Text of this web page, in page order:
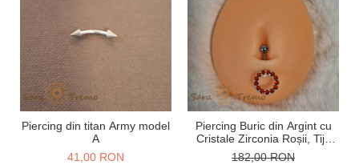
Piercing din titan Army model
A
41,00 RON
Piercing Buric din Argint cu
Cristale Zirconia Roșii, Tijă
Groasă
182,00 RON